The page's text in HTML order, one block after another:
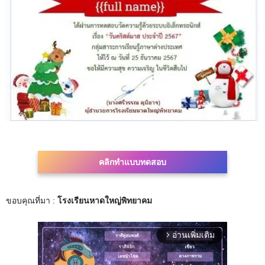
คลิกทำแบบทดสอบ
ขอบคุณที่มา : โรงเรียนหาดใหญ่พิทยาคม
arrow_forward_ios อ่านเพิ่มเติม